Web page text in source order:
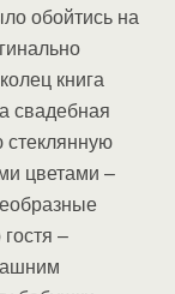
обойтись на
книга
свадебная
цветами –
–